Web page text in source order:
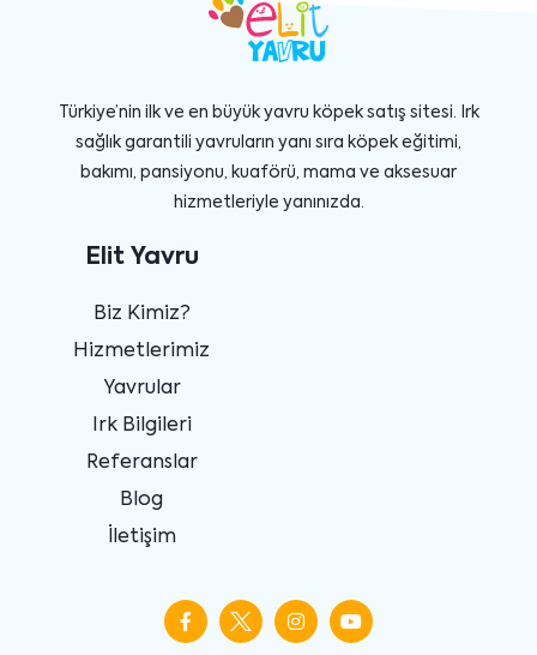
Türkiye’nin ilk ve en büyük yavru köpek satış sitesi. Irk
sağlık garantili yavruların yanı sıra köpek eğitimi,
bakımı, pansiyonu, kuaförü, mama ve aksesuar
hizmetleriyle yanınızda.
Elit Yavru
Biz Kimiz?
Hizmetlerimiz
Yavrular
Irk Bilgileri
Referanslar
Blog
İletişim